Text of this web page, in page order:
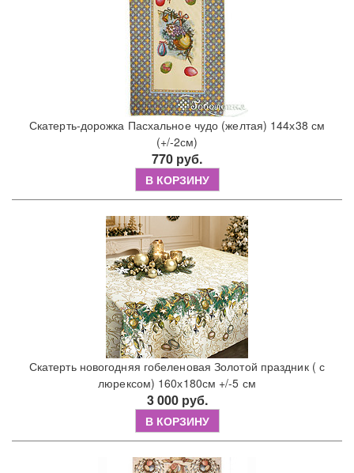
Скатерть-дорожка Пасхальное чудо (желтая) 144х38 см
(+/-2см)
770 руб.
В КОРЗИНУ
Скатерть новогодняя гобеленовая Золотой праздник ( с
люрексом) 160х180см +/-5 см
3 000 руб.
В КОРЗИНУ